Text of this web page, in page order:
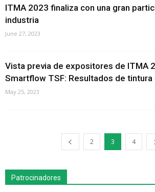
ITMA 2023 finaliza con una gran
industria
June 27, 2023
Vista previa de expositores de ITMA
Smartflow TSF: Resultados de tintura
May 25, 2023
2 3 4
Patrocinadores